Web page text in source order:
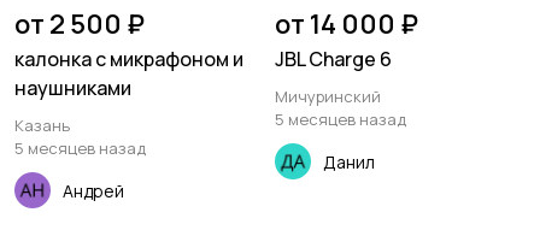
от 2 500 ₽
калонка с микрафоном и
наушниками
Казань
5 месяцев назад
Андрей
от 14 000 ₽
JBL Charge 6
Мичуринский
5 месяцев назад
Данил